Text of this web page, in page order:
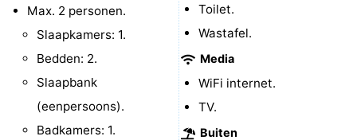
Zierikzee
-
Oosterschelde
Burgh
Max. 2 personen.
Slaapkamers: 1.
Bedden: 2.
Slaapbank
(eenpersoons).
Badkamers: 1.
Toilet.
Wastafel.
Media
WiFi internet.
TV.
Buiten